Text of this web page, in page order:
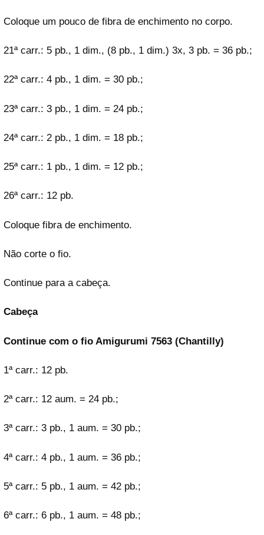
Coloque um pouco de fibra de enchimento no corpo.
21ª carr.: 5 pb., 1 dim., (8 pb., 1 dim.) 3x, 3 pb. = 36 pb.;
22ª carr.: 4 pb., 1 dim. = 30 pb.;
23ª carr.: 3 pb., 1 dim. = 24 pb.;
24ª carr.: 2 pb., 1 dim. = 18 pb.;
25ª carr.: 1 pb., 1 dim. = 12 pb.;
26ª carr.: 12 pb.
Coloque fibra de enchimento.
Não corte o fio.
Continue para a cabeça.
Cabeça
Continue com o fio Amigurumi 7563 (Chantilly)
1ª carr.: 12 pb.
2ª carr.: 12 aum. = 24 pb.;
3ª carr.: 3 pb., 1 aum. = 30 pb.;
4ª carr.: 4 pb., 1 aum. = 36 pb.;
5ª carr.: 5 pb., 1 aum. = 42 pb.;
6ª carr.: 6 pb., 1 aum. = 48 pb.;